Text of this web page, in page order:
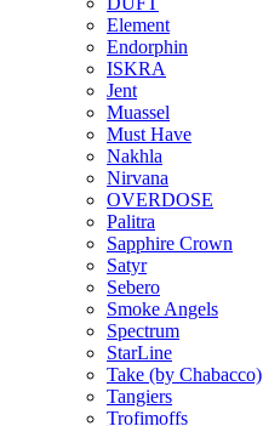
Element
Endorphin
ISKRA
Jent
Muassel
Must Have
Nakhla
Nirvana
OVERDOSE
Palitra
Sapphire Crown
Satyr
Sebero
Smoke Angels
Spectrum
StarLine
Take (by Chabacco)
Tangiers
Trofimoffs